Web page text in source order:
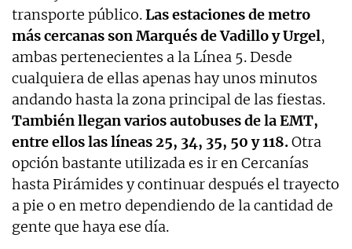
transporte público.Las estaciones de metro
más cercanas son Marqués de Vadillo y Urgel,
ambas pertenecientes a la Línea 5. Desde
cualquiera de ellas apenas hay unos minutos
andando hasta la zona principal de las fiestas.
También llegan varios autobuses de la EMT,
entre ellos las líneas 25, 34, 35, 50 y 118.Otra
opción bastante utilizada es ir en Cercanías
hasta Pirámides y continuar después el trayecto
a pie o en metro dependiendo de la cantidad de
gente que haya ese día.